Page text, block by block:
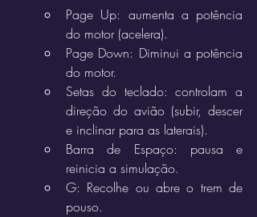
Page Up: aumenta a potência
do motor (acelera).
Page Down: Diminui a potência
do motor.
Setas do teclado: controlam a
direção do avião (subir, descer
e inclinar para as laterais).
Barra de Espaço: pausa e
reinicia a simulação.
G: Recolhe ou abre o trem de
pouso.